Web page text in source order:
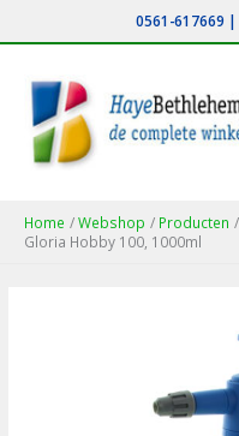
naar
inhoud
0561-617669 |
Home Webshop Producten
Gloria Hobby 100, 1000ml